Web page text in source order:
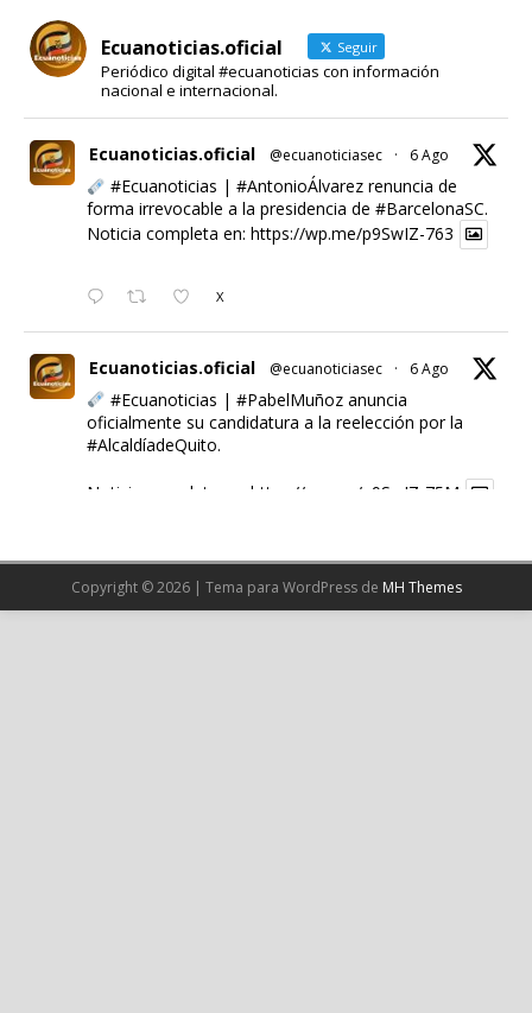
Ecuanoticias.oficial Seguir
Periódico digital #ecuanoticias con información
nacional e internacional.
Ecuanoticias.oficial @ecuanoticiasec · 6 Ago
#Ecuanoticias | #AntonioÁlvarezrenuncia de
forma irrevocable a la presidencia de #BarcelonaSC.
Noticia completa en: https://wp.me/p9SwIZ-763
X
Ecuanoticias.oficial @ecuanoticiasec · 6 Ago
#Ecuanoticias | #PabelMuñozanuncia
oficialmente su candidatura a la reelección por la
#AlcaldíadeQuito.
Noticia completa en: https://wp.me/p9SwIZ-75M
Cargar más
Copyright © 2026 | Tema para WordPress de MH Themes